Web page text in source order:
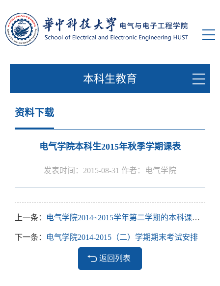
本科生教育
资料下载
电气学院本科生2015年秋季学期课表
发表时间：2015-08-31 作者：电气学院
上一条： 电气学院2014~2015学年第二学期的本科课程补考考试安排
下一条： 电气学院2014-2015（二）学期期末考试安排
返回列表